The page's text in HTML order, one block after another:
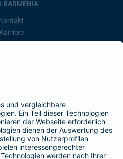
BARMENIA
Kontakt
Karriere
der BarmeniaGothaer
SEITEN